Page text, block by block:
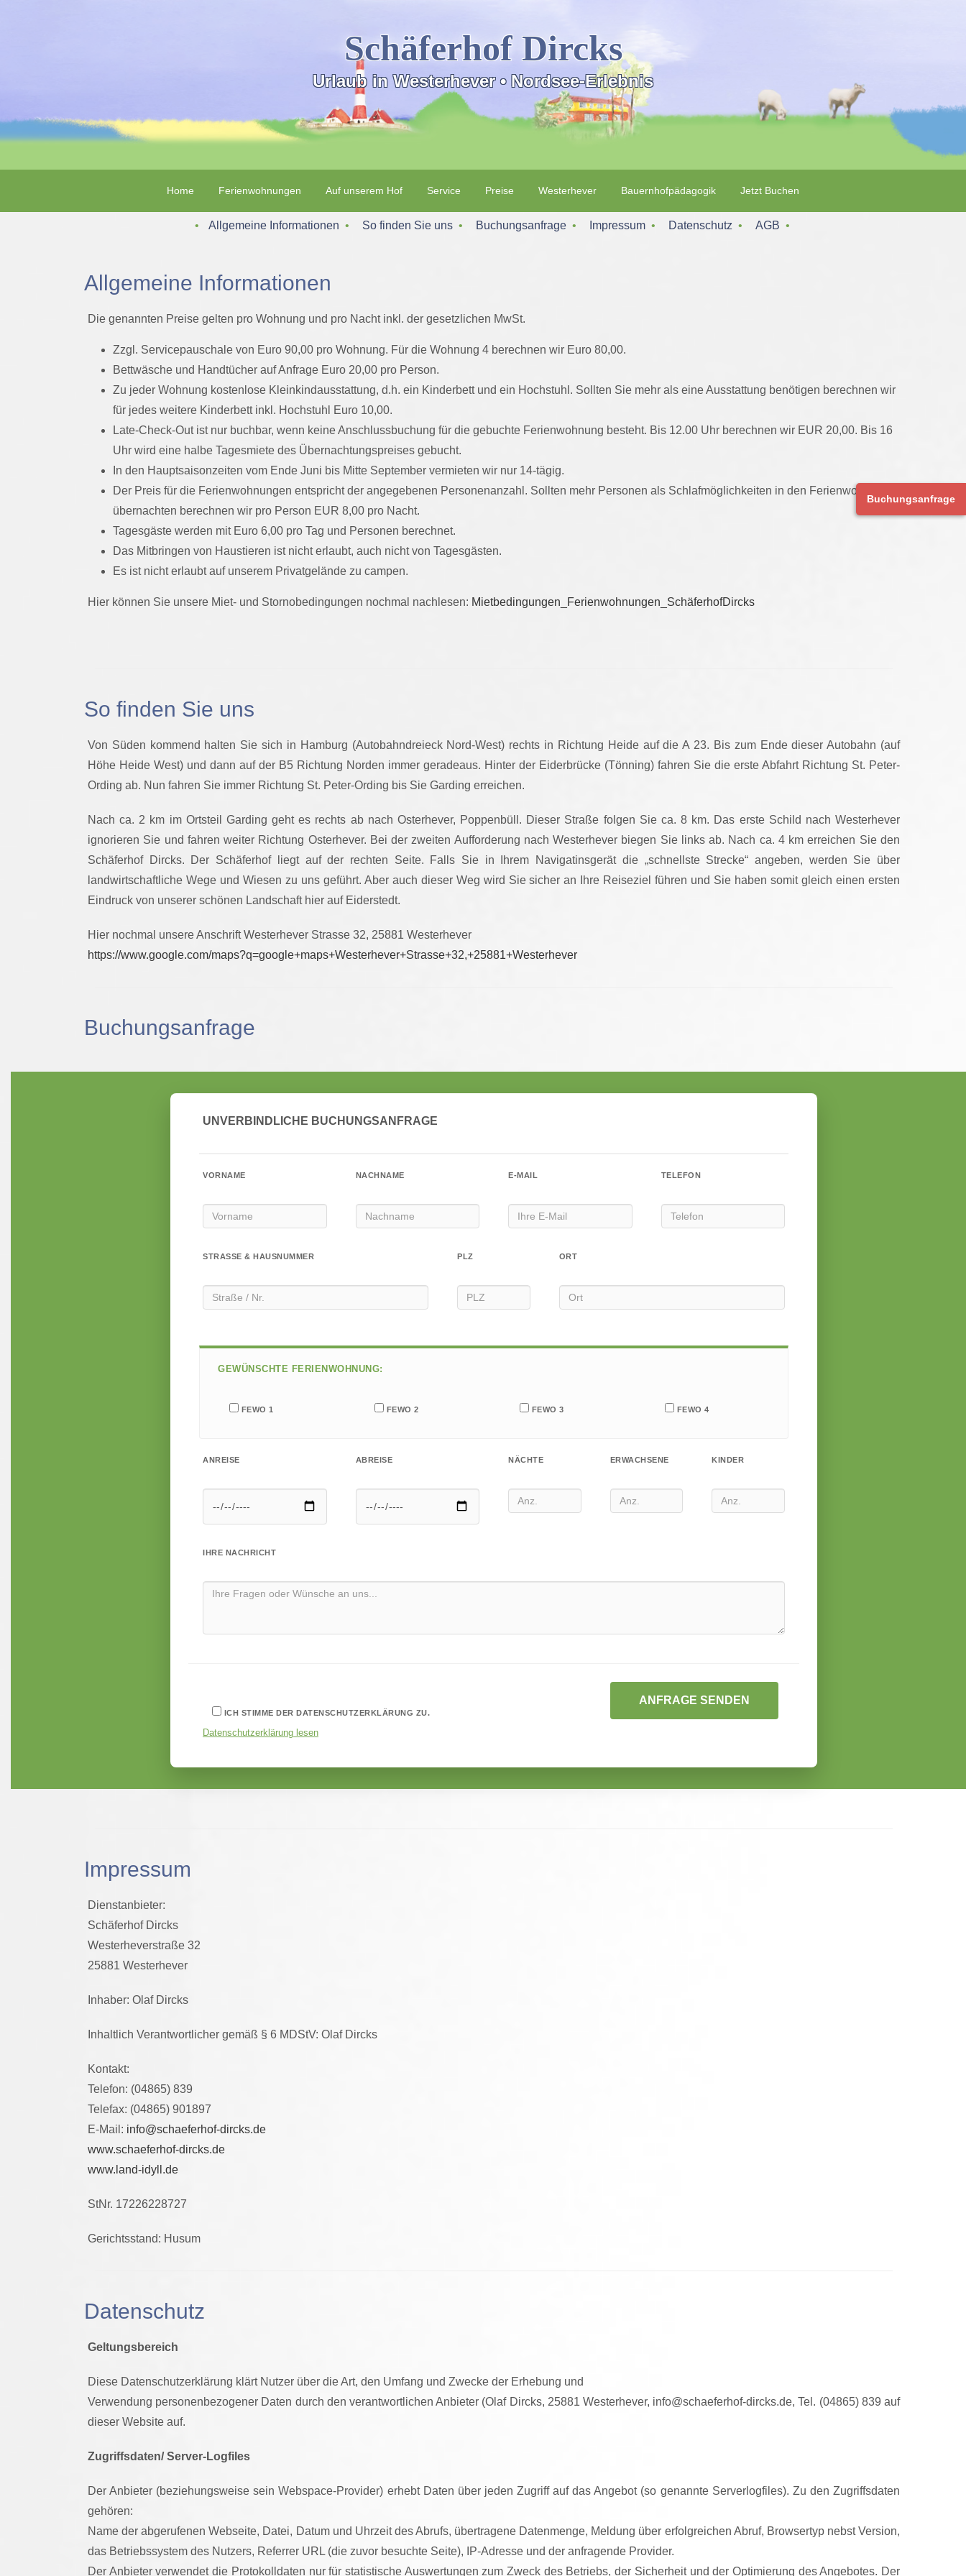
Buchungsanfrage
Schäferhof Dircks
Urlaub in Westerhever • Nordsee-Erlebnis
Home Ferienwohnungen Auf unserem Hof Service Preise Westerhever Bauernhofpädagogik Jetzt Buchen
‌ • ‌ Allgemeine Informationen ‌ • ‌ So finden Sie uns ‌ • ‌ Buchungsanfrage ‌ • ‌ Impressum ‌ • ‌ Datenschutz ‌ • ‌ AGB ‌ • ‌
Allgemeine Informationen
Die genannten Preise gelten pro Wohnung und pro Nacht inkl. der gesetzlichen MwSt.
Zzgl. Servicepauschale von Euro 90,00 pro Wohnung. Für die Wohnung 4 berechnen wir Euro 80,00.
Bettwäsche und Handtücher auf Anfrage Euro 20,00 pro Person.
Zu jeder Wohnung kostenlose Kleinkindausstattung, d.h. ein Kinderbett und ein Hochstuhl. Sollten Sie mehr als eine Ausstattung benötigen berechnen wir
für jedes weitere Kinderbett inkl. Hochstuhl Euro 10,00.
Late-Check-Out ist nur buchbar, wenn keine Anschlussbuchung für die gebuchte Ferienwohnung besteht. Bis 12.00 Uhr berechnen wir EUR 20,00. Bis 16
Uhr wird eine halbe Tagesmiete des Übernachtungspreises gebucht.
In den Hauptsaisonzeiten vom Ende Juni bis Mitte September vermieten wir nur 14-tägig.
Der Preis für die Ferienwohnungen entspricht der angegebenen Personenanzahl. Sollten mehr Personen als Schlafmöglichkeiten in den Ferienwohnungen
übernachten berechnen wir pro Person EUR 8,00 pro Nacht.
Tagesgäste werden mit Euro 6,00 pro Tag und Personen berechnet.
Das Mitbringen von Haustieren ist nicht erlaubt, auch nicht von Tagesgästen.
Es ist nicht erlaubt auf unserem Privatgelände zu campen.
Hier können Sie unsere Miet- und Stornobedingungen nochmal nachlesen: Mietbedingungen_Ferienwohnungen_SchäferhofDircks
So finden Sie uns
Von Süden kommend halten Sie sich in Hamburg (Autobahndreieck Nord-West) rechts in Richtung Heide auf die A 23. Bis zum Ende dieser Autobahn (auf
Höhe Heide West) und dann auf der B5 Richtung Norden immer geradeaus. Hinter der Eiderbrücke (Tönning) fahren Sie die erste Abfahrt Richtung St. Peter-
Ording ab. Nun fahren Sie immer Richtung St. Peter-Ording bis Sie Garding erreichen.
Nach ca. 2 km im Ortsteil Garding geht es rechts ab nach Osterhever, Poppenbüll. Dieser Straße folgen Sie ca. 8 km. Das erste Schild nach Westerhever
ignorieren Sie und fahren weiter Richtung Osterhever. Bei der zweiten Aufforderung nach Westerhever biegen Sie links ab. Nach ca. 4 km erreichen Sie den
Schäferhof Dircks. Der Schäferhof liegt auf der rechten Seite. Falls Sie in Ihrem Navigatinsgerät die „schnellste Strecke“ angeben, werden Sie über
landwirtschaftliche Wege und Wiesen zu uns geführt. Aber auch dieser Weg wird Sie sicher an Ihre Reiseziel führen und Sie haben somit gleich einen ersten
Eindruck von unserer schönen Landschaft hier auf Eiderstedt.
Hier nochmal unsere Anschrift Westerhever Strasse 32, 25881 Westerhever
https://www.google.com/maps?q=google+maps+Westerhever+Strasse+32,+25881+Westerhever
Buchungsanfrage
UNVERBINDLICHE BUCHUNGSANFRAGE
VORNAME NACHNAME E-MAIL TELEFON
STRASSE & HAUSNUMMER PLZ ORT
GEWÜNSCHTE FERIENWOHNUNG:
FEWO 1 FEWO 2 FEWO 3 FEWO 4
ANREISE ABREISE NÄCHTE ERWACHSENE KINDER
IHRE NACHRICHT
ICH STIMME DER DATENSCHUTZERKLÄRUNG ZU.
Datenschutzerklärung lesen
Impressum
Dienstanbieter:
Schäferhof Dircks
Westerheverstraße 32
25881 Westerhever
Inhaber: Olaf Dircks
Inhaltlich Verantwortlicher gemäß § 6 MDStV: Olaf Dircks
Kontakt:
Telefon: (04865) 839
Telefax: (04865) 901897
E-Mail: info@schaeferhof-dircks.de
www.schaeferhof-dircks.de
www.land-idyll.de
StNr. 17226228727
Gerichtsstand: Husum
Datenschutz
Geltungsbereich
Diese Datenschutzerklärung klärt Nutzer über die Art, den Umfang und Zwecke der Erhebung und
Verwendung personenbezogener Daten durch den verantwortlichen Anbieter (Olaf Dircks, 25881 Westerhever, info@schaeferhof-dircks.de, Tel. (04865) 839 auf
dieser Website auf.
Zugriffsdaten/ Server-Logfiles
Der Anbieter (beziehungsweise sein Webspace-Provider) erhebt Daten über jeden Zugriff auf das Angebot (so genannte Serverlogfiles). Zu den Zugriffsdaten
gehören:
Name der abgerufenen Webseite, Datei, Datum und Uhrzeit des Abrufs, übertragene Datenmenge, Meldung über erfolgreichen Abruf, Browsertyp nebst Version,
das Betriebssystem des Nutzers, Referrer URL (die zuvor besuchte Seite), IP-Adresse und der anfragende Provider.
Der Anbieter verwendet die Protokolldaten nur für statistische Auswertungen zum Zweck des Betriebs, der Sicherheit und der Optimierung des Angebotes. Der